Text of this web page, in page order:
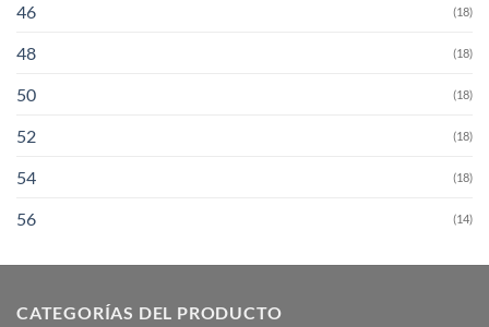
46 (18)
48 (18)
50 (18)
52 (18)
54 (18)
56 (14)
CATEGORÍAS DEL PRODUCTO